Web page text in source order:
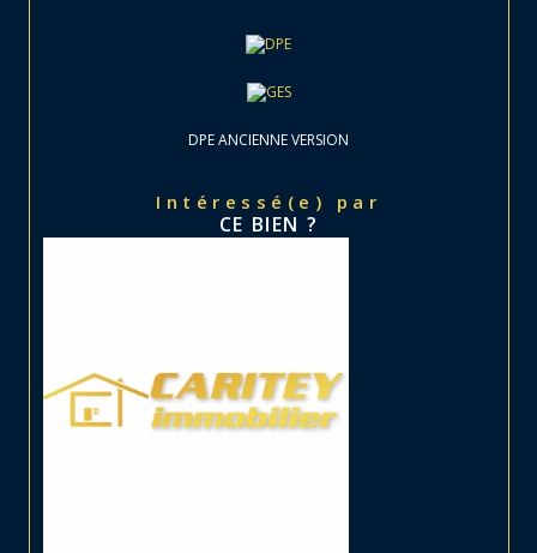
DPE ANCIENNE VERSION
Intéressé(e) par
CE BIEN ?